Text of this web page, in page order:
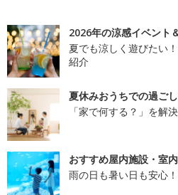
2026年の涼感イベント
夏でも涼しく遊びたい
紹介
夏休みおうちでの過ご
「家で何する？」を解
おすすめ屋内施設・室
雨の日も暑い日も安心